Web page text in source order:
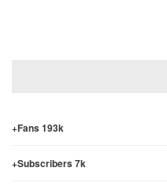
Fans 193k+
Subscribers 7k+